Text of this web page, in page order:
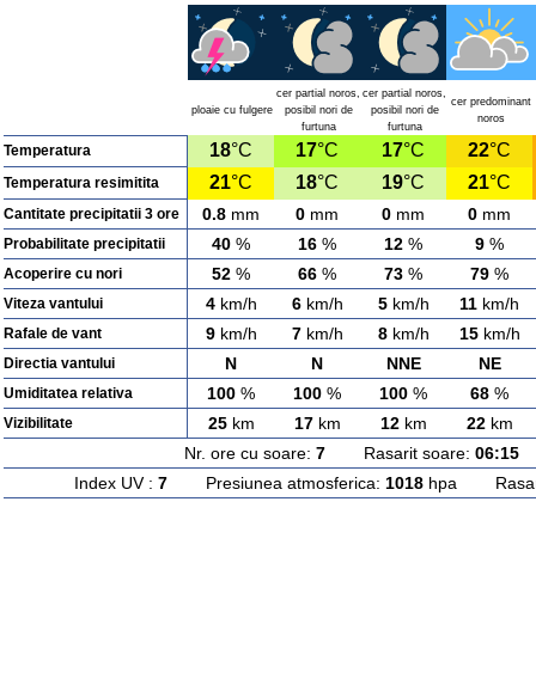
ploaie cu fulgere
cer partial noros,
posibil nori de
furtuna
cer partial noros,
posibil nori de
furtuna
cer predominant
noros
Temperatura 18°C 17°C 17°C 22°C
Temperatura resimitita 21°C 18°C 19°C 21°C
Cantitate precipitatii 3 ore 0.8 mm 0 mm 0 mm 0 mm
Probabilitate precipitatii 40 % 16 % 12 % 9 %
Acoperire cu nori 52 % 66 % 73 % 79 %
Viteza vantului 4km/h 6km/h 5km/h 11 km/h
Rafale de vant 9km/h 7km/h 8km/h 15km/h
Directia vantului N N NNE NE
Umiditatea relativa 100 % 100 % 100 % 68 %
Vizibilitate 25km 17km 12km 22km
Nr. ore cu soare: 7Rasarit soare: 06:15
Index UV : 7Presiunea atmosferica: 1018hpa